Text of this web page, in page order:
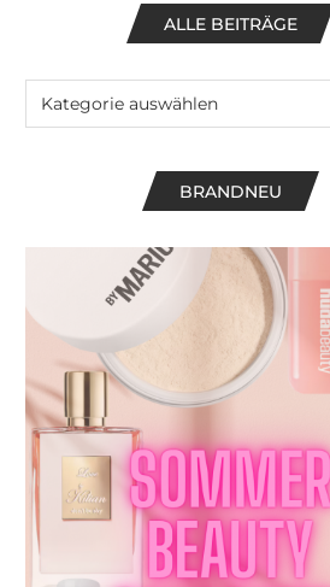
ALLE BEITRÄGE
BRANDNEU